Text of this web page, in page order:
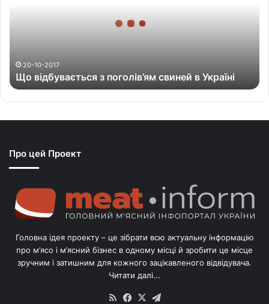
т
ь
п
о
20-10-2017
Що відбувається з поголів’ям свиней в Україні
Про цей Проект
Головна ідея проекту – це зібрати всю актуальну інформацію
про м’ясо і м’ясний бізнес в одному місці й зробити це місце
зручним і затишним для кожного зацікавленого відвідувача.
Читати далі...
RSS Facebook
X